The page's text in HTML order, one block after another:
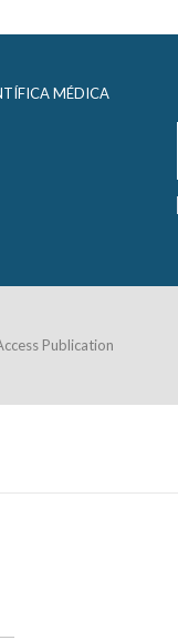
MÉDICA
Publication